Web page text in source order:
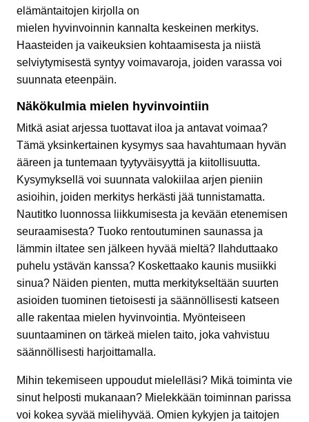
elämäntaitojen kirjolla on
mielen hyvinvoinnin kannalta keskeinen merkitys.
Haasteiden ja vaikeuksien kohtaamisesta ja niistä
selviytymisestä syntyy voimavaroja, joiden varassa voi
suunnata eteenpäin.
Näkökulmia mielen hyvinvointiin
Mitkä asiat arjessa tuottavat iloa ja antavat voimaa?
Tämä yksinkertainen kysymys saa havahtumaan hyvän
ääreen ja tuntemaan tyytyväisyyttä ja kiitollisuutta.
Kysymyksellä voi suunnata valokiilaa arjen pieniin
asioihin, joiden merkitys herkästi jää tunnistamatta.
Nautitko luonnossa liikkumisesta ja kevään etenemisen
seuraamisesta? Tuoko rentoutuminen saunassa ja
lämmin iltatee sen jälkeen hyvää mieltä? Ilahduttaako
puhelu ystävän kanssa? Koskettaako kaunis musiikki
sinua? Näiden pienten, mutta merkitykseltään suurten
asioiden tuominen tietoisesti ja säännöllisesti katseen
alle rakentaa mielen hyvinvointia. Myönteiseen
suuntaaminen on tärkeä mielen taito, joka vahvistuu
säännöllisesti harjoittamalla.
Mihin tekemiseen uppoudut mielelläsi? Mikä toiminta vie
sinut helposti mukanaan? Mielekkään toiminnan parissa
voi kokea syvää mielihyvää. Omien kykyjen ja taitojen